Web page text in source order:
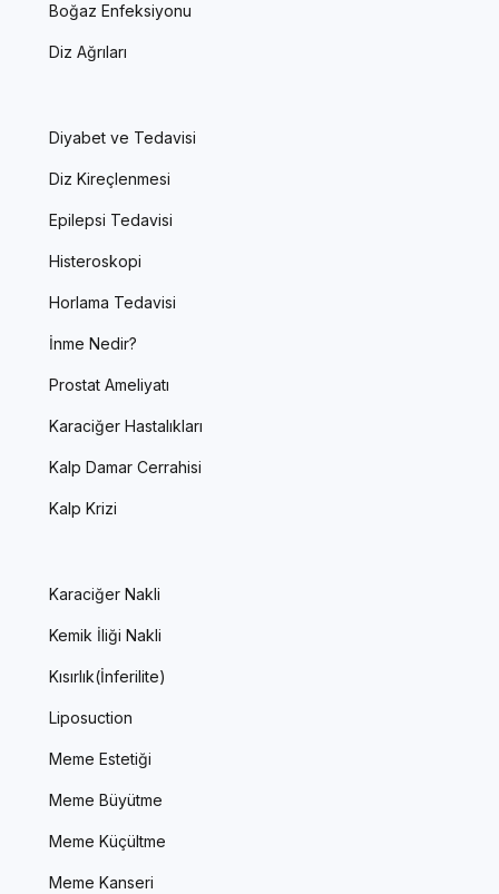
Boğaz Enfeksiyonu
Diz Ağrıları
Diyabet ve Tedavisi
Diz Kireçlenmesi
Epilepsi Tedavisi
Histeroskopi
Horlama Tedavisi
İnme Nedir?
Prostat Ameliyatı
Karaciğer Hastalıkları
Kalp Damar Cerrahisi
Kalp Krizi
Karaciğer Nakli
Kemik İliği Nakli
Kısırlık(İnferilite)
Liposuction
Meme Estetiği
Meme Büyütme
Meme Küçültme
Meme Kanseri